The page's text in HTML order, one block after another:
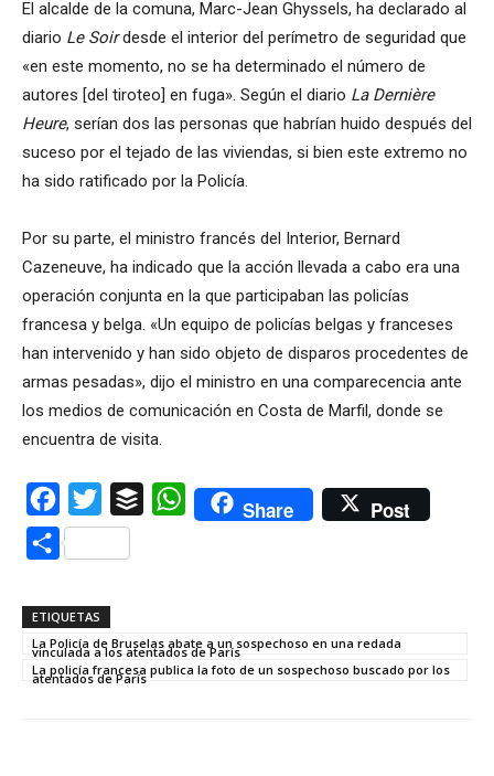
El alcalde de la comuna, Marc-Jean Ghyssels, ha declarado al
diario Le Soirdesde el interior del perímetro de seguridad que
«en este momento, no se ha determinado el número de
autores [del tiroteo] en fuga». Según el diario La Dernière
Heure, serían dos las personas que habrían huido después del
suceso por el tejado de las viviendas, si bien este extremo no
ha sido ratificado por la Policía.
Por su parte, el ministro francés del Interior, Bernard
Cazeneuve, ha indicado que la acción llevada a cabo era una
operación conjunta en la que participaban las policías
francesa y belga. «Un equipo de policías belgas y franceses
han intervenido y han sido objeto de disparos procedentes de
armas pesadas», dijo el ministro en una comparecencia ante
los medios de comunicación en Costa de Marfil, donde se
encuentra de visita.
Facebook
Twitter Buffer WhatsAppShare Post
Compartir
ETIQUETAS
La Policía de Bruselas abate a un sospechoso en una redada
vinculada a los atentados de París
La policía francesa publica la foto de un sospechoso buscado por los
atentados de París